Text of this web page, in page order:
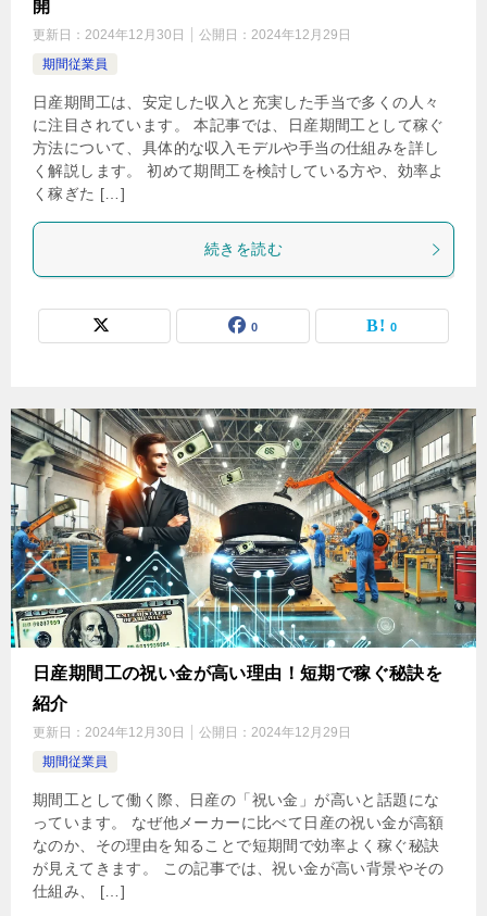
開
更新日： 2024年12月30日 公開日： 2024年12月29日
期間従業員
日産期間工は、安定した収入と充実した手当で多くの人々
に注目されています。 本記事では、日産期間工として稼ぐ
方法について、具体的な収入モデルや手当の仕組みを詳し
く解説します。 初めて期間工を検討している方や、効率よ
く稼ぎた […]
続きを読む
0 0
日産期間工の祝い金が高い理由！短期で稼ぐ秘訣を
紹介
更新日： 2024年12月30日 公開日： 2024年12月29日
期間従業員
期間工として働く際、日産の「祝い金」が高いと話題にな
っています。 なぜ他メーカーに比べて日産の祝い金が高額
なのか、その理由を知ることで短期間で効率よく稼ぐ秘訣
が見えてきます。 この記事では、祝い金が高い背景やその
仕組み、 […]